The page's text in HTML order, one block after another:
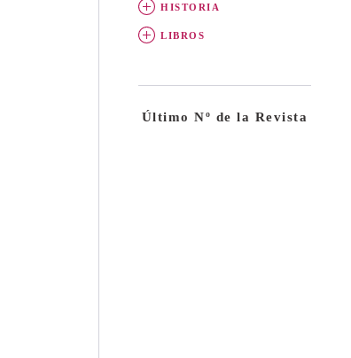
HISTORIA
LIBROS
Último Nº de la Revista